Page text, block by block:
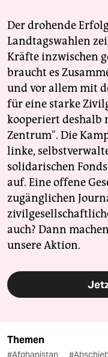
Der drohende
Landtagswahlen
Kräfte inzwischen
braucht es
und vor allem mit
für eine starke
kooperiert deshalb
Zentrum". Die
linke,
solidarischen
auf. Eine offene
zugänglichen
auch? Dann
unsere Aktion.
Themen
#Afghanistan